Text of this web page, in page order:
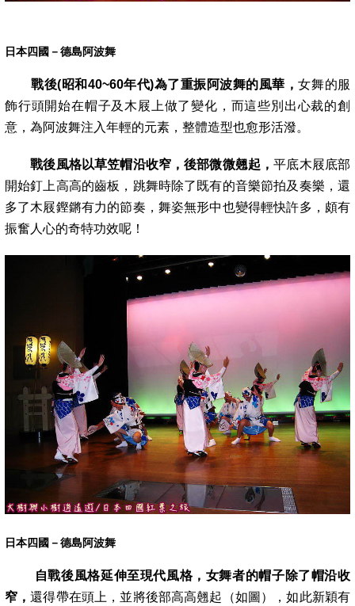
日本四國－德島阿波舞
戰後(昭和40~60年代)為了重振阿波舞的風華，女舞的服
飾行頭開始在帽子及木屐上做了變化，而這些別出心裁的創
意，為阿波舞注入年輕的元素，整體造型也愈形活潑。
戰後風格以草笠帽沿收窄，後部微微翹起，平底木屐底部
開始釘上高高的齒板，跳舞時除了既有的音樂節拍及奏樂，還
多了木屐鏗鏘有力的節奏，舞姿無形中也變得輕快許多，頗有
振奮人心的奇特功效呢！
日本四國－德島阿波舞
自戰後風格延伸至現代風格，女舞者的帽子除了帽沿收
窄，還得帶在頭上，並將後部高高翹起（如圖），如此新穎有